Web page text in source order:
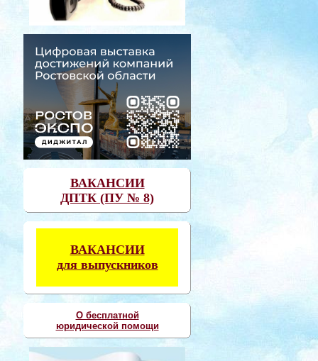
ВАКАНСИИ
ДПТК (ПУ № 8)
ВАКАНСИИ
для выпускников
О бесплатной
юридической помощи